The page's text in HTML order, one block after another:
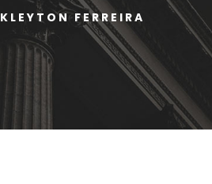
KLEYTON FERREIRA